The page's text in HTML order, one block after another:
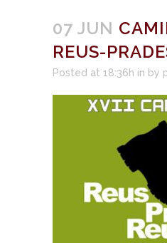
07 JUN
REUS-
Posted at 18:36h in by